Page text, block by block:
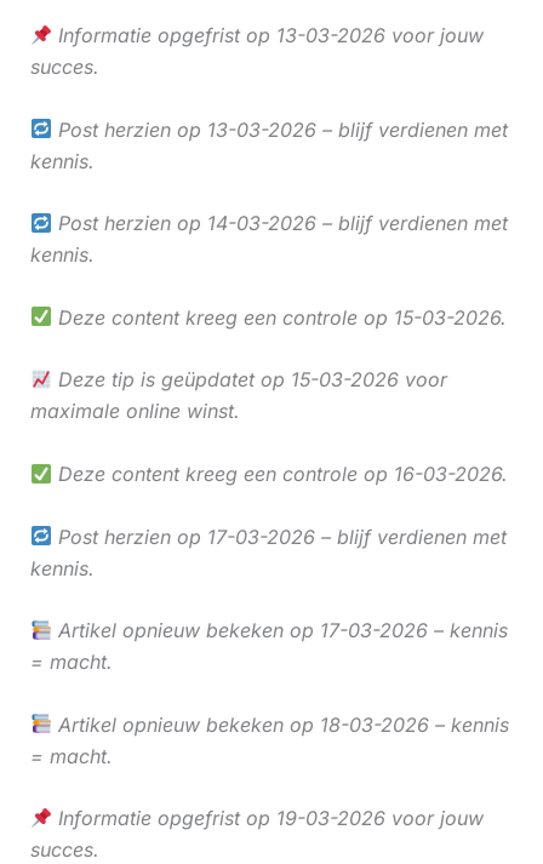
Informatie opgefrist op 13-03-2026 voor jouw
succes.
Post herzien op 13-03-2026 – blijf verdienen met
kennis.
Post herzien op 14-03-2026 – blijf verdienen met
kennis.
Deze content kreeg een controle op 15-03-2026.
Deze tip is geüpdatet op 15-03-2026 voor
maximale online winst.
Deze content kreeg een controle op 16-03-2026.
Post herzien op 17-03-2026 – blijf verdienen met
kennis.
Artikel opnieuw bekeken op 17-03-2026 – kennis
= macht.
Artikel opnieuw bekeken op 18-03-2026 – kennis
= macht.
Informatie opgefrist op 19-03-2026 voor jouw
succes.